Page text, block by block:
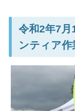
令和2年7月
ンティア作